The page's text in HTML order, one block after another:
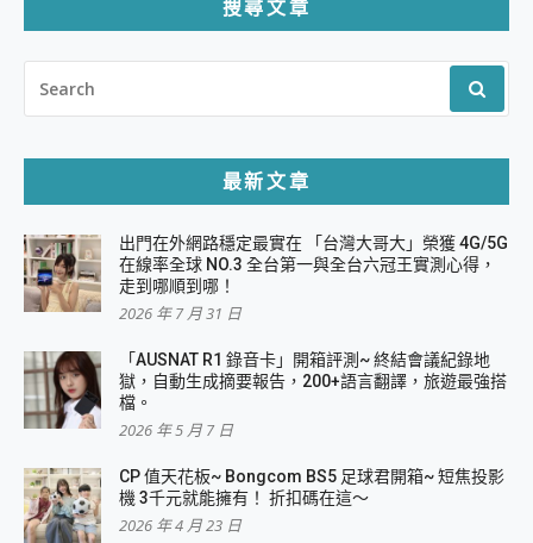
搜尋文章
FOR:
最新文章
出門在外網路穩定最實在 「台灣大哥大」榮獲 4G/5G
在線率全球 NO.3 全台第一與全台六冠王實測心得，
走到哪順到哪！
2026 年 7 月 31 日
「AUSNAT R1 錄音卡」開箱評測~ 終結會議紀錄地
獄，自動生成摘要報告，200+語言翻譯，旅遊最強搭
檔。
2026 年 5 月 7 日
CP 值天花板~ Bongcom BS5 足球君開箱~ 短焦投影
機 3千元就能擁有！ 折扣碼在這～
2026 年 4 月 23 日